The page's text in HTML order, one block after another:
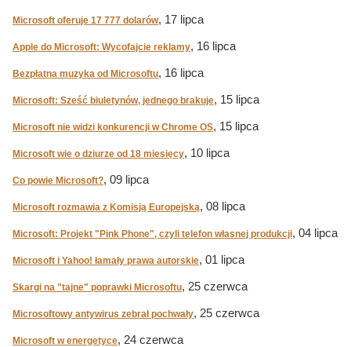
Microsoft oferuje 17 777 dolarów, 17 lipca
Apple do Microsoft: Wycofajcie reklamy, 16 lipca
Bezpłatna muzyka od Microsoftu, 16 lipca
Microsoft: Sześć biuletynów, jednego brakuje, 15 lipca
Microsoft nie widzi konkurencji w Chrome OS, 15 lipca
Microsoft wie o dziurze od 18 miesięcy, 10 lipca
Co powie Microsoft?, 09 lipca
Microsoft rozmawia z Komisją Europejską, 08 lipca
Microsoft: Projekt "Pink Phone", czyli telefon własnej produkcji, 04 lipca
Microsoft i Yahoo! łamały prawa autorskie, 01 lipca
Skargi na "tajne" poprawki Microsoftu, 25 czerwca
Microsoftowy antywirus zebrał pochwały, 25 czerwca
Microsoft w energetyce, 24 czerwca